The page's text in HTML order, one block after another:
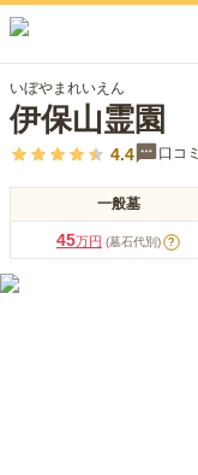
いぼやまれいえん
伊保山霊園
4.4 口コミ
一般墓
45万円 (墓石代別) ?